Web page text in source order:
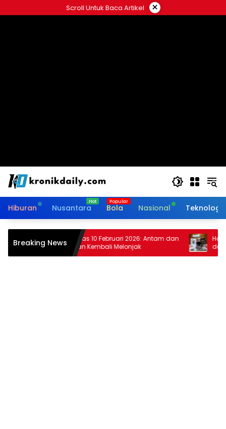
ke
Scroll Untuk Baca Artikel ×
Hiburan Nusantara Bola Nasional Teknologi
Breaking News
Harga Emas 10 Februari 2026: Antam dan
Pegadaian Kembali Melonjak
Harga
dan